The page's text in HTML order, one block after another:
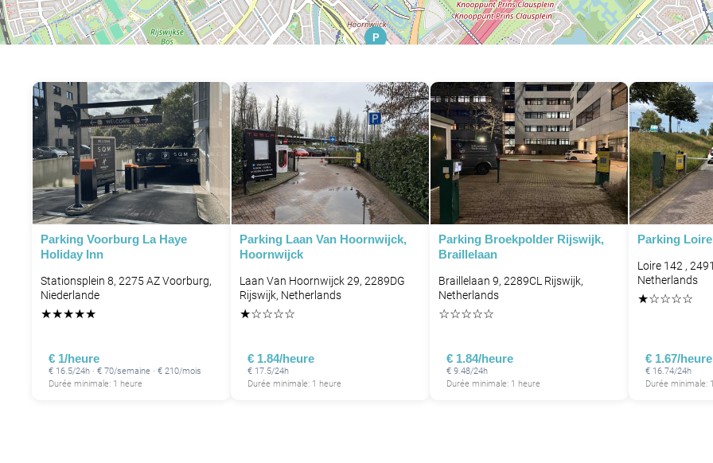
P
P
P
Parking Voorburg La Haye
Holiday Inn
Stationsplein 8, 2275 AZ Voorburg,
Niederlande
★★★★★
€ 1/heure
€ 16.5/24h · € 70/semaine · € 210/mois
Durée minimale: 1 heure
Parking Laan Van Hoornwijck,
Hoornwijck
Laan Van Hoornwijck 29, 2289DG
Rijswijk, Netherlands
★☆☆☆☆
€ 1.84/heure
€ 17.5/24h
Durée minimale: 1 heure
Parking Broekpolder Rijswijk,
Braillelaan
Braillelaan 9, 2289CL Rijswijk,
Netherlands
☆☆☆☆☆
€ 1.84/heure
€ 9.48/24h
Durée minimale: 1 heure
Parking
Loire 142 ,
Netherlands
★☆☆☆☆
€ 1.67/heure
€ 16.74/24h
Durée minimale: